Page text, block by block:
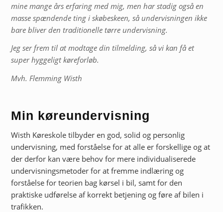
mine mange års erfaring med mig, men har stadig også en
masse spændende ting i skøbeskeen, så undervisningen ikke
bare bliver den traditionelle tørre undervisning.
Jeg ser frem til at modtage din tilmelding, så vi kan få et
super hyggeligt køreforløb.
Mvh. Flemming Wisth
Min køreundervisning
Wisth Køreskole tilbyder en god, solid og personlig
undervisning, med forståelse for at alle er forskellige og at
der derfor kan være behov for mere individualiserede
undervisningsmetoder for at fremme indlæring og
forståelse for teorien bag kørsel i bil, samt for den
praktiske udførelse af korrekt betjening og føre af bilen i
trafikken.